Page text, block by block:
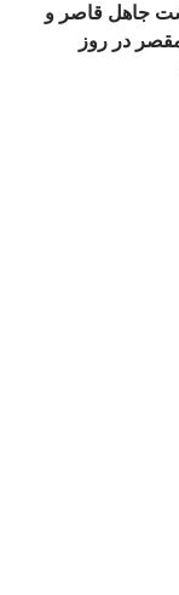
جاهل قاصر و
در روز